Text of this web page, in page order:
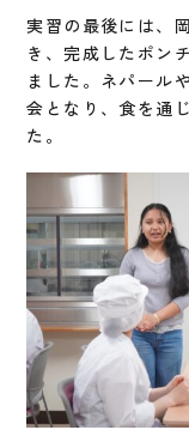
実習の最後には、
き、完成したポン
ました。ネパール
会となり、食を通
た。